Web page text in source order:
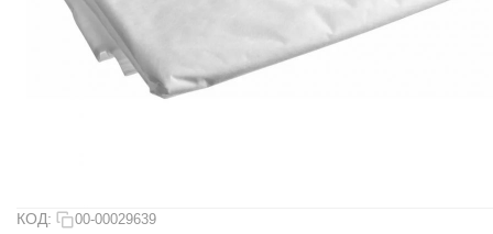
КОД: 00-00029639